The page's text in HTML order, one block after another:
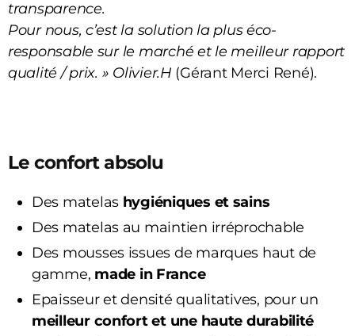
transparence.
Pour nous, c’est la solution la plus éco-
responsable sur le marché et le meilleur rapport
qualité / prix. » Olivier.H (Gérant Merci René).
Le confort absolu
Des matelas hygiéniques et sains
Des matelas au maintien irréprochable
Des mousses issues de marques haut de
gamme, made in France
Epaisseur et densité qualitatives, pour un
meilleur confort et une haute durabilité